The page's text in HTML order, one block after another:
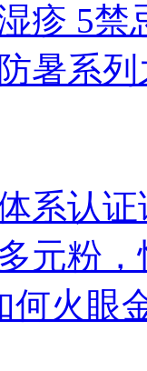
疹 5禁
暑系
系认证
元粉
何火眼